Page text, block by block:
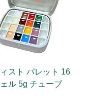
スト パレット 16
ル 5g チューブ